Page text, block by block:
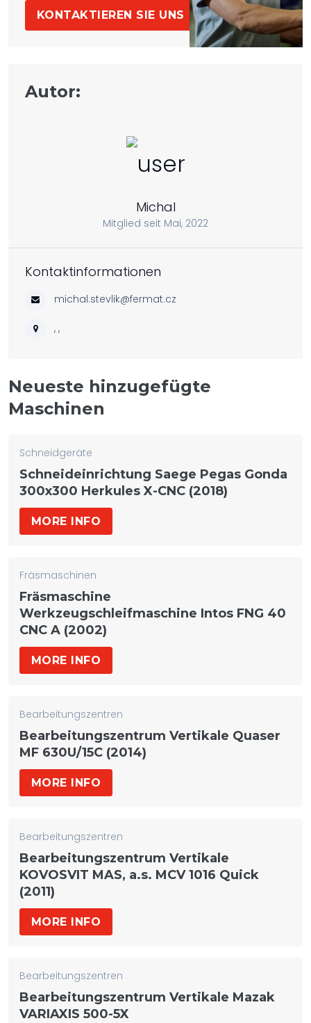
KONTAKTIEREN SIE UNS
Autor:
Michal
Mitglied seit Mai, 2022
Kontaktinformationen
michal.stevlik@fermat.cz
, ,
Neueste hinzugefügte
Maschinen
Schneidgeräte
Schneideinrichtung Saege Pegas Gonda
300x300 Herkules X-CNC (2018)
MORE INFO
Fräsmaschinen
Fräsmaschine
Werkzeugschleifmaschine Intos FNG 40
CNC A (2002)
MORE INFO
Bearbeitungszentren
Bearbeitungszentrum Vertikale Quaser
MF 630U/15C (2014)
MORE INFO
Bearbeitungszentren
Bearbeitungszentrum Vertikale
KOVOSVIT MAS, a.s. MCV 1016 Quick
(2011)
MORE INFO
Bearbeitungszentren
Bearbeitungszentrum Vertikale Mazak
VARIAXIS 500-5X